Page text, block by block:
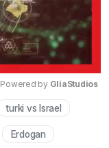
Mute
Powered by GliaStudios
turki vs Israel
Erdogan